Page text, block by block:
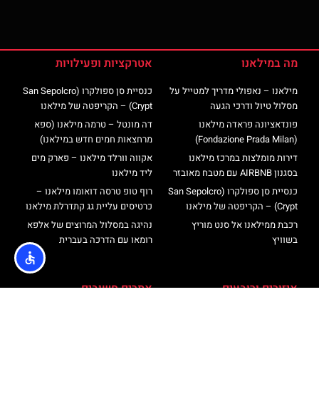
מה במילאנו
מילאנו – נאפולי מדריך למטייל על
מסלול טיול ודרכי הגעה
פונדאציונה פראדה מילאנו
(Fondazione Prada Milan)
דירות מומלצות במרכז מילאנו
בסגנון AIRBNB עם מטבח מאובזר
כנסיית סן ספולקרו (San Sepolcro
Crypt) – הקריפטה של מילאנו
רכבת ממילאנו אל סנט מוריץ
בשוויץ
אטרקציות ופעילויות
כנסיית סן ספולקרו (San Sepolcro
Crypt) – הקריפטה של מילאנו
דה מונטל – טרמה מילאנו (ספא
מרחצאות חמים חדש במילאנו)
אקווה וורלד מילאנו – פארק מים
ליד מילאנו
רוף טופ טרסה דואומו מילאנו –
כרטיסים עליית גג קתדרלת מילאנו
נהיגה במסלול המרוצים של אלפא
רומאו עם הדרכה בעברית
איזורים ורובעים אתרים חשובים